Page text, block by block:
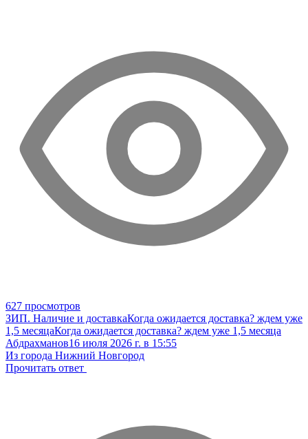
627 просмотров
ЗИП. Наличие и доставкаКогда ожидается доставка? ждем уже
1,5 месяцаКогда ожидается доставка? ждем уже 1,5 месяца
Абдрахманов16 июля 2026 г. в 15:55
Из города Нижний Новгород
Прочитать ответ